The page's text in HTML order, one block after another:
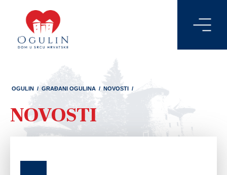
OGULIN / GRAĐANI OGULINA / NOVOSTI /
NOVOSTI